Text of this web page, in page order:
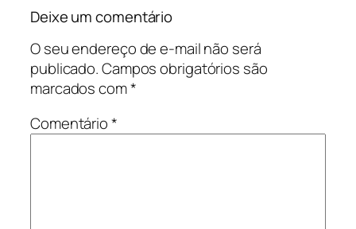
Deixe um comentário
O seu endereço de e-mail não será
publicado.Campos obrigatórios são
marcados com*
Comentário*